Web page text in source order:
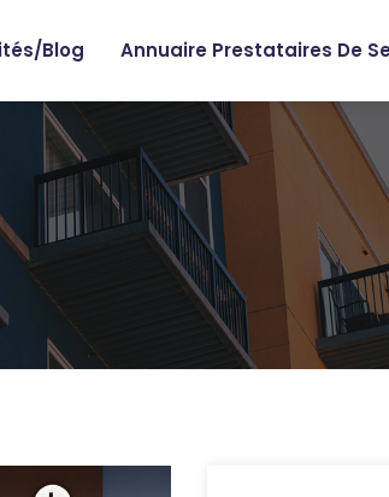
Blog Annuaire Prestataires De